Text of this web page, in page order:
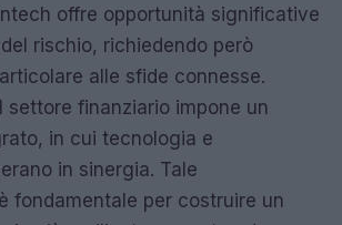
offre opportunità significative
rischio, richiedendo però
alle sfide connesse.
settore finanziario impone un
in cui tecnologia e
in sinergia. Tale
fondamentale per costruire un